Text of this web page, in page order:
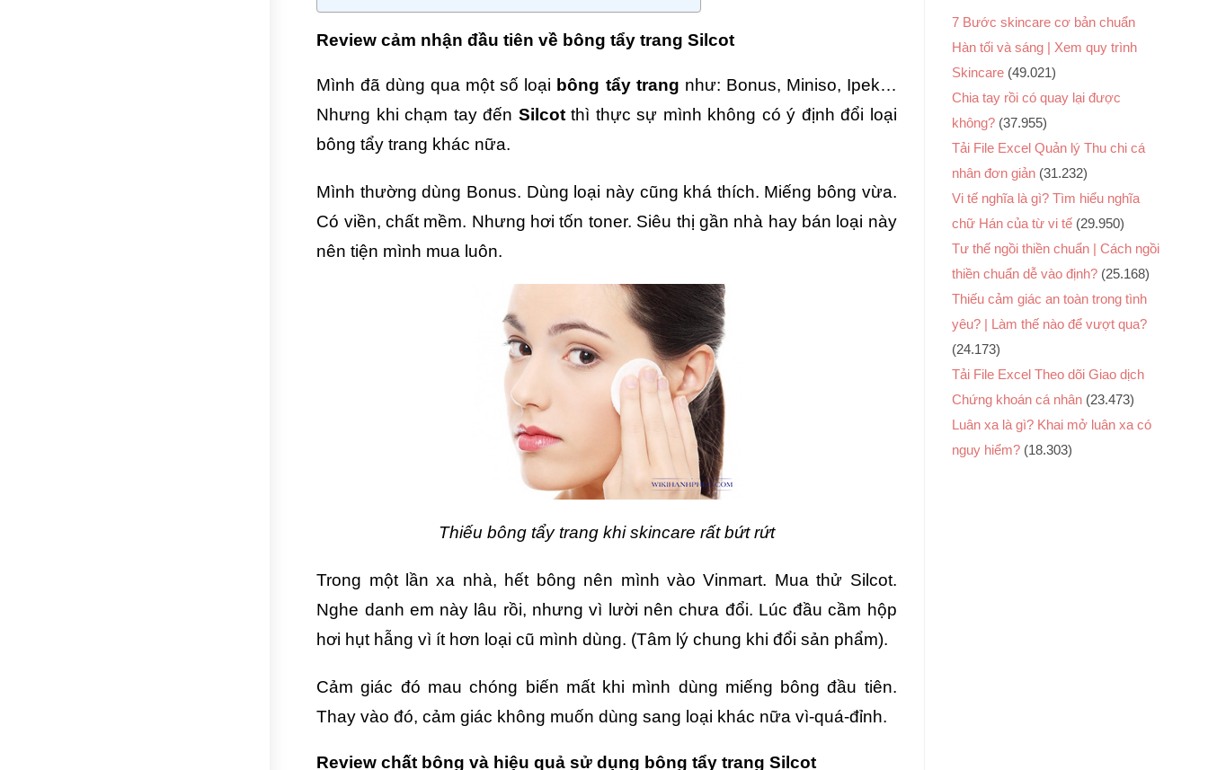
Review cảm nhận đầu tiên về bông tẩy trang Silcot
Mình đã dùng qua một số loại bông tẩy trang như: Bonus, Miniso, Ipek…
Nhưng khi chạm tay đến Silcotthì thực sự mình không có ý định đổi loại
bông tẩy trang khác nữa.
Mình thường dùng Bonus. Dùng loại này cũng khá thích. Miếng bông vừa.
Có viền, chất mềm. Nhưng hơi tốn toner. Siêu thị gần nhà hay bán loại này
nên tiện mình mua luôn.
Thiếu bông tẩy trang khi skincare rất bứt rứt
Trong một lần xa nhà, hết bông nên mình vào Vinmart. Mua thử Silcot.
Nghe danh em này lâu rồi, nhưng vì lười nên chưa đổi. Lúc đầu cầm hộp
hơi hụt hẫng vì ít hơn loại cũ mình dùng. (Tâm lý chung khi đổi sản phẩm).
Cảm giác đó mau chóng biến mất khi mình dùng miếng bông đầu tiên.
Thay vào đó, cảm giác không muốn dùng sang loại khác nữa vì-quá-đỉnh.
Review chất bông và hiệu quả sử dụng bông tẩy trang Silcot
7 Bước skincare cơ bản chuẩn
Hàn tối và sáng | Xem quy trình
Skincare (49.021)
Chia tay rồi có quay lại được
không? (37.955)
Tải File Excel Quản lý Thu chi cá
nhân đơn giản (31.232)
Vi tế nghĩa là gì? Tìm hiểu nghĩa
chữ Hán của từ vi tế (29.950)
Tư thế ngồi thiền chuẩn | Cách ngồi
thiền chuẩn dễ vào định? (25.168)
Thiếu cảm giác an toàn trong tình
yêu? | Làm thế nào để vượt qua?
(24.173)
Tải File Excel Theo dõi Giao dịch
Chứng khoán cá nhân (23.473)
Luân xa là gì? Khai mở luân xa có
nguy hiểm? (18.303)